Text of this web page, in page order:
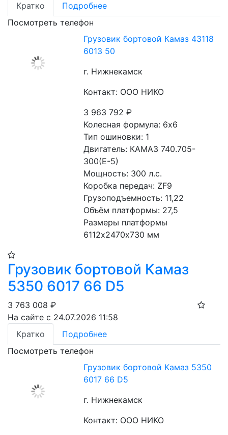
Кратко
Подробнее
Посмотреть телефон
Грузовик бортовой Камаз 43118
6013 50
г. Нижнекамск
Контакт: ООО НИКО
3 963 792₽
Колесная формула: 6х6
Тип ошиновки: 1
Двигатель: КАМАЗ 740.705-
300(Е-5)
Мощность: 300 л.с.
Коробка передач: ZF9
Грузоподъемность: 11,22
Объём платформы: 27,5
Размеры платформы
6112х2470х730 мм
Грузовик бортовой Камаз
5350 6017 66 D5
3 763 008 ₽
На сайте с 24.07.2026 11:58
Кратко
Подробнее
Посмотреть телефон
Грузовик бортовой Камаз 5350
6017 66 D5
г. Нижнекамск
Контакт: ООО НИКО